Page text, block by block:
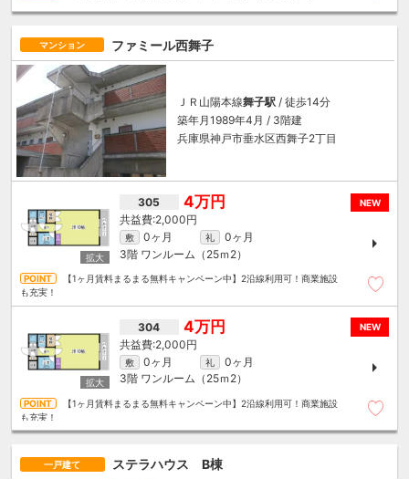
マンション ファミール西舞子
ＪＲ山陽本線舞子駅 / 徒歩14分
築年月1989年4月 / 3階建
兵庫県神戸市垂水区西舞子2丁目
NEW
305 4万円
2,000円
敷 0ヶ月 礼
0ヶ月
3階 ワンルーム（25ｍ 2）
【1ヶ月賃料まるまる無料キャンペーン中】2沿線利用可！商業施設
も充実！
NEW
304 4万円
2,000円
敷 0ヶ月 礼
0ヶ月
3階 ワンルーム（25ｍ 2）
【1ヶ月賃料まるまる無料キャンペーン中】2沿線利用可！商業施設
も充実！
一戸建て ステラハウス B棟